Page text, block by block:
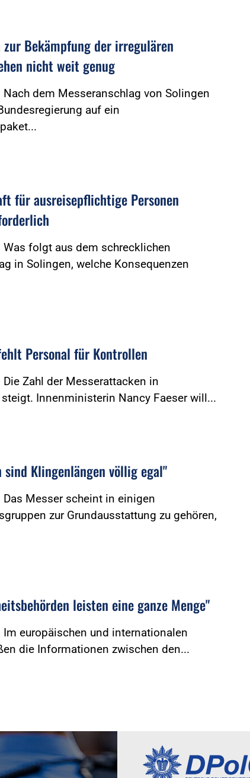
zur Bekämpfung der irregulären
nicht weit genug
dem Messeranschlag von Solingen
auf ein
für ausreisepflichtige Personen
folgt aus dem schrecklichen
in Solingen, welche Konsequenzen
Personal für Kontrollen
Zahl der Messerattacken in
Innenministerin Nancy Faeser will...
Klingenlängen völlig egal"
Messer scheint in einigen
zur Grundausstattung zu gehören,
leisten eine ganze Menge"
europäischen und internationalen
die Informationen zwischen den...